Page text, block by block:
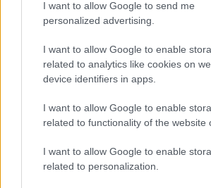
I want to allow Google to send me
personalized advertising.
I want to allow Google to enable
related to analytics like cookies on
device identifiers in apps.
I want to allow Google to enable
related to functionality of the website
I want to allow Google to enable
related to personalization.
AUTORE
Redazione